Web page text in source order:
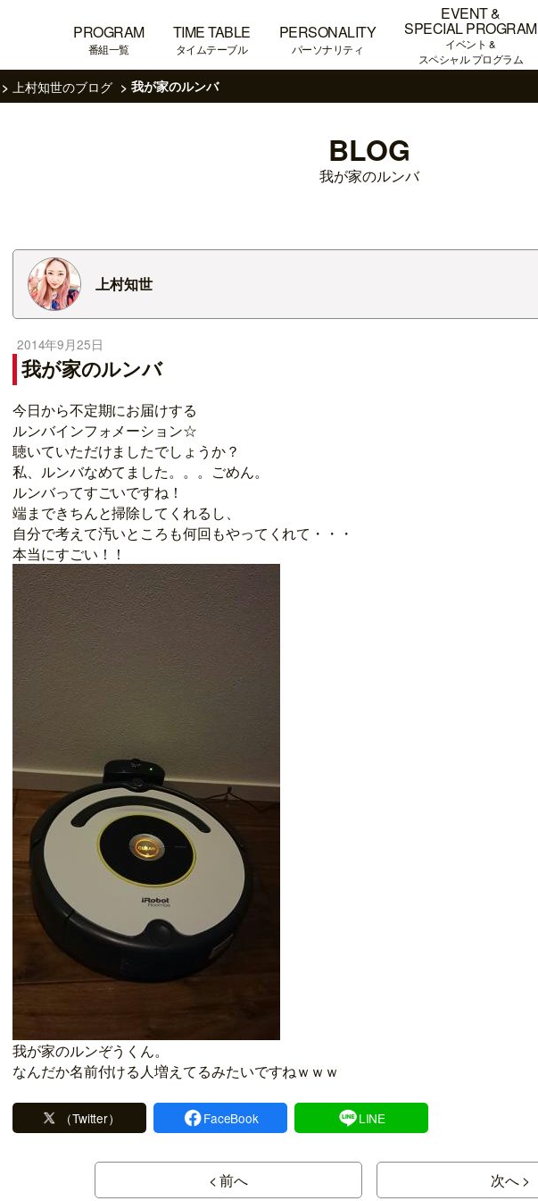
PROGRAM
番組一覧
TIME TABLE
タイムテーブル
PERSONALITY
パーソナリティ
EVENT &
SPECIAL PROGRAM
イベント &
スペシャル プログラム
上村知世のブログ 我が家のルンバ
BLOG
我が家のルンバ
上村知世
2014年9月25日
我が家のルンバ
今日から不定期にお届けする
ルンバインフォメーション☆
聴いていただけましたでしょうか？
私、ルンバなめてました。。。ごめん。
ルンバってすごいですね！
端まできちんと掃除してくれるし、
自分で考えて汚いところも何回もやってくれて・・・
本当にすごい！！
我が家のルンぞうくん。
なんだか名前付ける人増えてるみたいですねｗｗｗ
（Twitter） FaceBook LINE
< 前へ 次へ >